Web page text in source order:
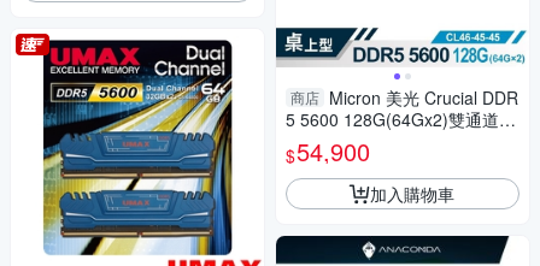
商店 Micron 美光 Crucial DDR
5 5600 128G(64Gx2)雙通道記
憶體 CT2K64G56C46U5
$54,900
加入購物車